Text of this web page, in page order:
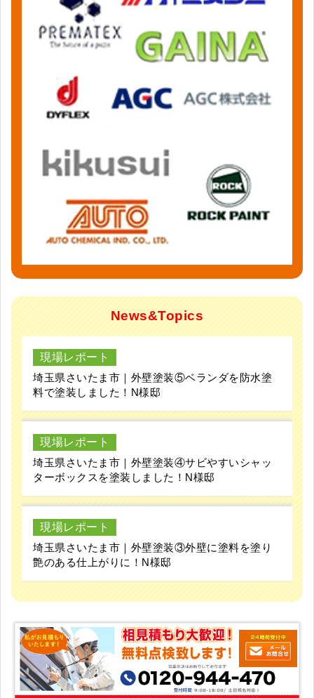
News&Topics
現場レポート
埼玉県さいたま市｜外壁塗装⑤ベランダを防水塗
料で塗装しました！N様邸
現場レポート
埼玉県さいたま市｜外壁塗装④サビやすいシャッ
ターボックスを塗装しました！N様邸
現場レポート
埼玉県さいたま市｜外壁塗装③外壁に塗料を塗り
艶のある仕上がりに！N様邸